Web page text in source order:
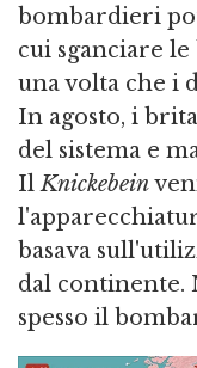
bombardieri
cui sganciare
una volta che i
In agosto, i
del sistema e
IlKnickebein
basava
dal continente.
spesso il